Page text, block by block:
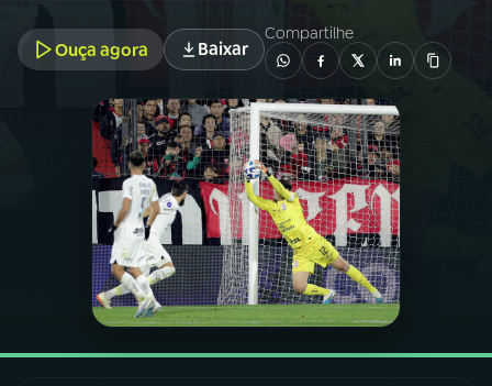
PROGRAMAS
PODCASTS
VIDEOCASTS
Ouça agora Baixar
Compartilhe